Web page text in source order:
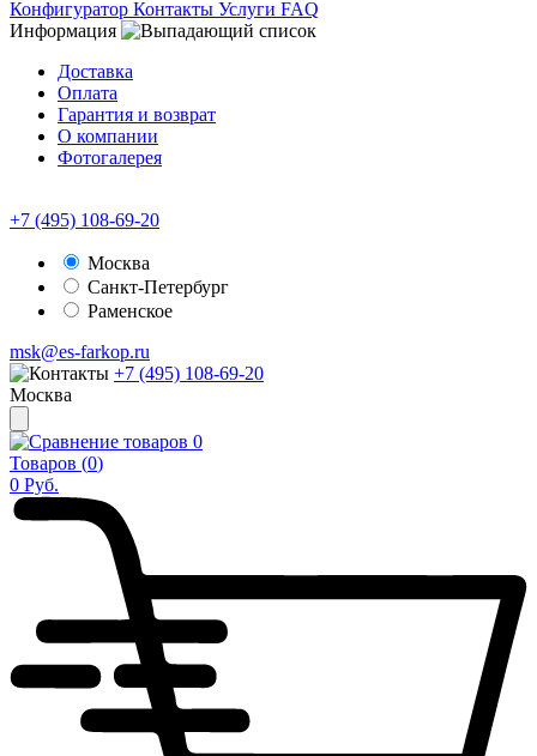
Конфигуратор Контакты Услуги FAQ
Информация
Доставка
Оплата
Гарантия и возврат
О компании
Фотогалерея
+7 (495) 108-69-20
Москва
Санкт-Петербург
Раменское
msk@es-farkop.ru
+7 (495) 108-69-20
Москва
0
Товаров (0)
0 Руб.